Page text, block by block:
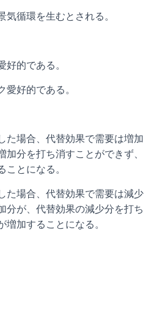
気循環を生むとされる。
好的である。
愛好的である。
た場合、代替効果で需要は増加
分を打ち消すことができず、
とになる。
た場合、代替効果で需要は減少
分が、代替効果の減少分を打ち
加することになる。